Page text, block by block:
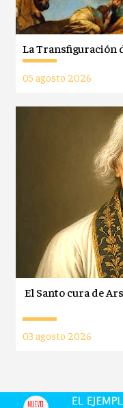
La Transfiguración
05 agosto 2026
El Santo cura de
03 agosto 2026